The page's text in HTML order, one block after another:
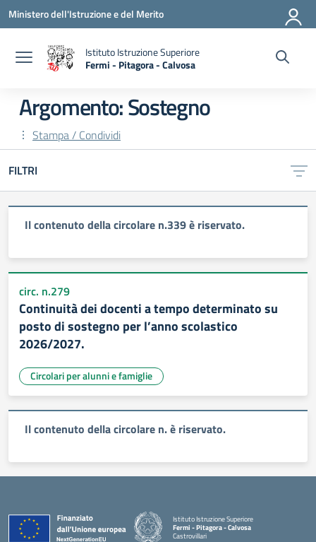
Vai ai contenuti
Vai al menu di navigazione
Vai al footer
Ministero dell'Istruzione e del Merito
Istituto Istruzione Superiore
Fermi - Pitagora - Calvosa
— Visita la pagina iniziale della scuola
Argomento: Sostegno
Stampa / Condividi
FILTRI
Il contenuto della circolare n.339 è riservato.
circ. n.279
Continuità dei docenti a tempo determinato su
posto di sostegno per l’anno scolastico
2026/2027.
Circolari per alunni e famiglie
Il contenuto della circolare n. è riservato.
Istituto Istruzione Superiore
Fermi - Pitagora - Calvosa
Castrovillari